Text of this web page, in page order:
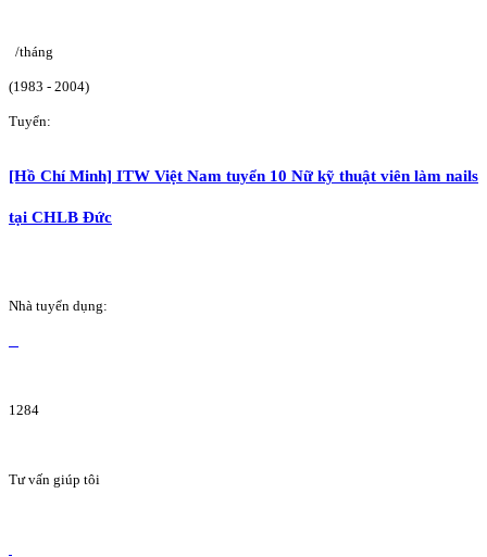
/tháng
(1983 - 2004)
Tuyển:
[Hồ Chí Minh] ITW Việt Nam tuyển 10 Nữ kỹ thuật viên làm nails
tại CHLB Đức
Nhà tuyển dụng:
1284
Tư vấn giúp tôi